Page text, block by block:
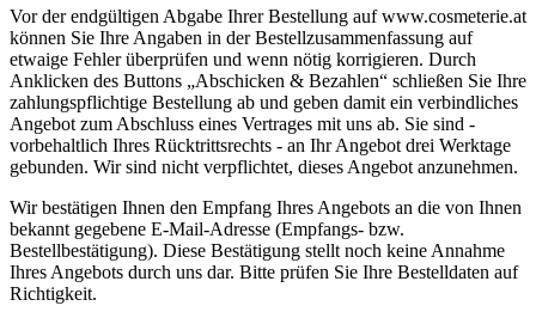
Vor der endgültigen Abgabe Ihrer Bestellung auf www.cosmeterie.at
können Sie Ihre Angaben in der Bestellzusammenfassung auf
etwaige Fehler überprüfen und wenn nötig korrigieren. Durch
Anklicken des Buttons „Abschicken & Bezahlen“ schließen Sie Ihre
zahlungspflichtige Bestellung ab und geben damit ein verbindliches
Angebot zum Abschluss eines Vertrages mit uns ab. Sie sind -
vorbehaltlich Ihres Rücktrittsrechts - an Ihr Angebot drei Werktage
gebunden. Wir sind nicht verpflichtet, dieses Angebot anzunehmen.
Wir bestätigen Ihnen den Empfang Ihres Angebots an die von Ihnen
bekannt gegebene E-Mail-Adresse (Empfangs- bzw.
Bestellbestätigung). Diese Bestätigung stellt noch keine Annahme
Ihres Angebots durch uns dar. Bitte prüfen Sie Ihre Bestelldaten auf
Richtigkeit.